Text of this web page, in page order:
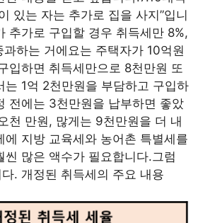
있는 자는 추가로 집을 사지”입니
추가로 구입할 경우 취득세만 8%,
과하는 거에요는 주택자가 10억원
입하면 취득세만으로 8천만원 또
는 1억 2천만원을 부담하고 구입하
전에는 3천만원을 납부하면 좋았
천 만원, 많게는 9천만원을 더 내
에 지방 교육세와 농어촌 특별세를
씬 많은 액수가 필요합니다.그럼
. 개정된 취득세의 주요 내용